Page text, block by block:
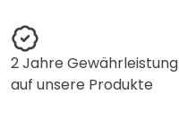
2 Jahre Gewährleistung
auf unsere Produkte